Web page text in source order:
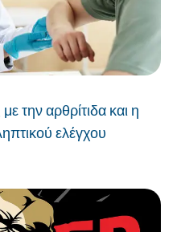
την αρθρίτιδα και η
ελέγχου